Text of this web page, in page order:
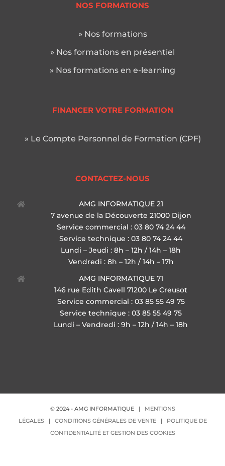
NOS FORMATIONS
» Nos formations
» Nos formations en présentiel
» Nos formations en e-learning
FINANCER VOTRE FORMATION
» Le Compte Personnel de Formation (CPF)
CONTACTEZ-NOUS
AMG INFORMATIQUE 21
7 avenue de la Découverte 21000 Dijon
Service commercial : 03 80 74 24 44
Service technique : 03 80 74 24 44
Lundi – Jeudi : 8h – 12h / 14h – 18h
Vendredi : 8h – 12h / 14h – 17h
AMG INFORMATIQUE 71
146 rue Edith Cavell 71200 Le Creusot
Service commercial : 03 85 55 49 75
Service technique : 03 85 55 49 75
Lundi – Vendredi : 9h – 12h / 14h – 18h
© 2024 - AMG INFORMATIQUE |
MENTIONS
LÉGALES| CONDITIONS GÉNÉRALES DE VENTE|
POLITIQUE DE
CONFIDENTIALITÉ ET GESTION DES COOKIES